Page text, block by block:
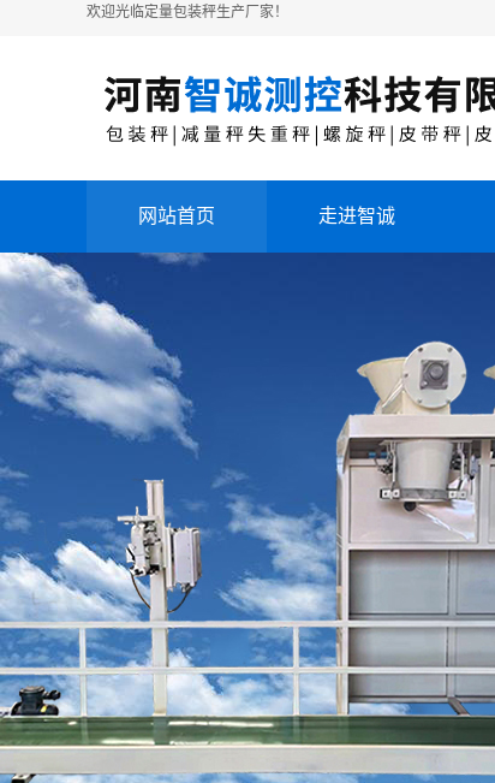
欢迎光临定量包装秤生产厂家！
网站首页 走进智诚